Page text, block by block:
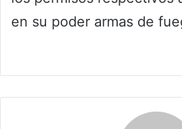
en su poder armas de